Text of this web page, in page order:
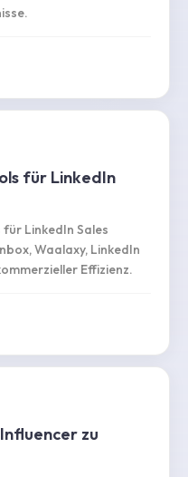
für LinkedIn
für LinkedIn Sales
Waalaxy, LinkedIn
Effizienz.
zu